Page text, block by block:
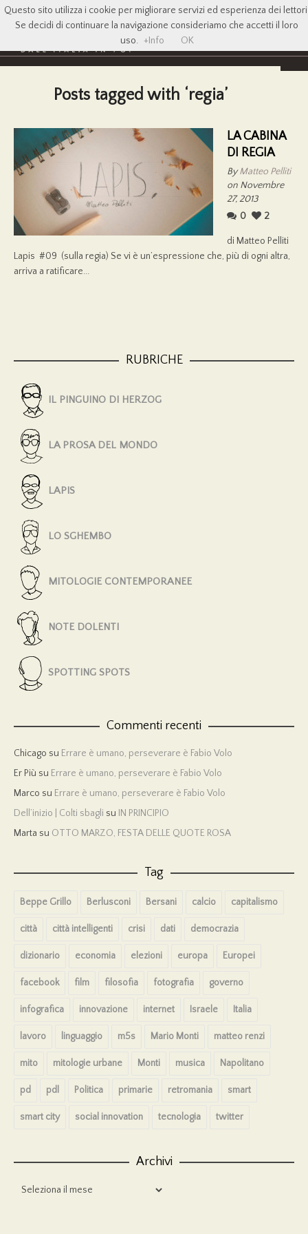
Posts tagged with ‘regia’
LA CABINA
DI REGIA
ByMatteo Pelliti
on Novembre
27, 2013
0
2
di Matteo Pelliti
Lapis #09 (sulla regia) Se vi è un’espressione che, più di ogni altra,
arriva a ratificare...
RUBRICHE
IL PINGUINO DI HERZOG
LA PROSA DEL MONDO
LAPIS
LO SGHEMBO
MITOLOGIE CONTEMPORANEE
NOTE DOLENTI
SPOTTING SPOTS
Commenti recenti
Chicago su Errare è umano, perseverare è Fabio Volo
Er Più su Errare è umano, perseverare è Fabio Volo
Marco su Errare è umano, perseverare è Fabio Volo
Dell’inizio | Colti sbagli su IN PRINCIPIO
Marta su OTTO MARZO, FESTA DELLE QUOTE ROSA
Tag
Beppe Grillo Berlusconi Bersani calcio capitalismo
città città intelligenti crisi dati democrazia
dizionario economia elezioni europa Europei
facebook film filosofia fotografia governo
infografica innovazione internet Israele Italia
lavoro linguaggio m5s Mario Monti matteo renzi
mito mitologie urbane Monti musica Napolitano
pd pdl Politica primarie retromania smart
smart city social innovation tecnologia twitter
Archivi
Archivi
Questo sito utilizza i cookie per migliorare servizi ed esperienza dei
Se decidi di continuare la navigazione consideriamo che accetti il loro
uso. +Info OK